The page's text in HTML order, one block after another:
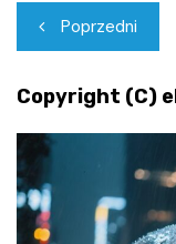
Nawigacja
wpisu
Poprzedni
Copyright (C)